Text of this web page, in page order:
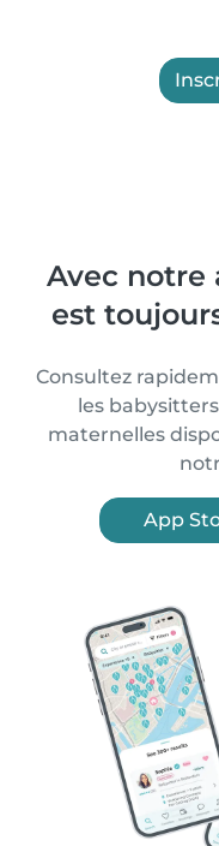
Avec notre
est
Consultez
les
maternelles
App